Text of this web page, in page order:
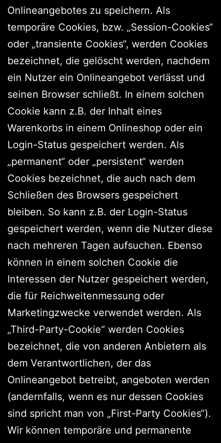
Onlineangebotes zu speichern. Als
temporäre Cookies, bzw. „Session-Cookies“
oder „transiente Cookies“, werden Cookies
bezeichnet, die gelöscht werden, nachdem
ein Nutzer ein Onlineangebot verlässt und
seinen Browser schließt. In einem solchen
Cookie kann z.B. der Inhalt eines
Warenkorbs in einem Onlineshop oder ein
Login-Status gespeichert werden. Als
„permanent“ oder „persistent“ werden
Cookies bezeichnet, die auch nach dem
Schließen des Browsers gespeichert
bleiben. So kann z.B. der Login-Status
gespeichert werden, wenn die Nutzer diese
nach mehreren Tagen aufsuchen. Ebenso
können in einem solchen Cookie die
Interessen der Nutzer gespeichert werden,
die für Reichweitenmessung oder
Marketingzwecke verwendet werden. Als
„Third-Party-Cookie“ werden Cookies
bezeichnet, die von anderen Anbietern als
dem Verantwortlichen, der das
Onlineangebot betreibt, angeboten werden
(andernfalls, wenn es nur dessen Cookies
sind spricht man von „First-Party Cookies“).
Wir können temporäre und permanente